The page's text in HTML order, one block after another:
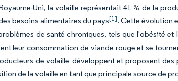
Uni, la volaille représentait 41 % de la
besoins alimentaires du pays[1]. Cette évolution
de santé chroniques, tels que l'obésité
leur consommation de viande rouge et se
de volaille développent et proposent
de la volaille en tant que principale source de